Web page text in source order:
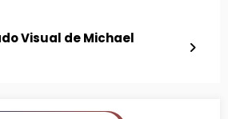
Visual de Michael